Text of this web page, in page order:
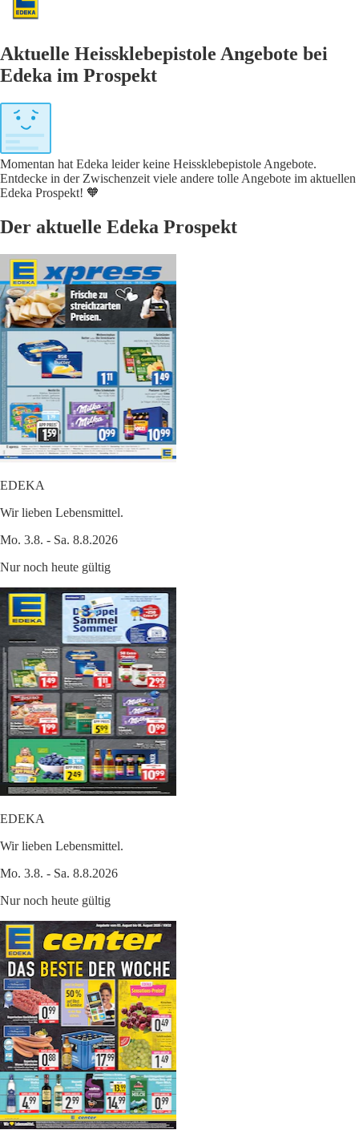
Aktuelle Heissklebepistole Angebote bei
Edeka im Prospekt
Momentan hat Edeka leider keine Heissklebepistole Angebote.
Entdecke in der Zwischenzeit viele andere tolle Angebote im aktuellen
Edeka Prospekt! 🧡
Der aktuelle Edeka Prospekt
EDEKA
Wir lieben Lebensmittel.
Mo. 3.8. - Sa. 8.8.2026
Nur noch heute gültig
EDEKA
Wir lieben Lebensmittel.
Mo. 3.8. - Sa. 8.8.2026
Nur noch heute gültig